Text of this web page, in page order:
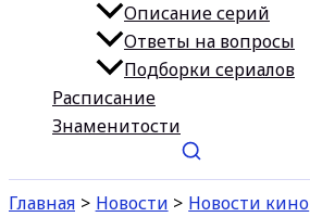
Описание серий
Ответы на вопросы
Подборки сериалов
Расписание
Знаменитости
Главная Новости Новости кино